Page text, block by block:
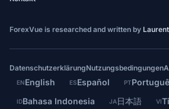
ForexVue is researched and written by Laurent
DatenschutzerklärungNutzungsbedingungen
ENEnglish ESEspañol PT
IDBahasa Indonesia JA日本語 VI